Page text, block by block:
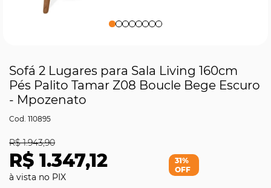
Sofá 2 Lugares para Sala Living 160cm
Pés Palito Tamar Z08 Boucle Bege Escuro
- Mpozenato
110895
R$ 1.347,12
R$ 1.943,90
31%
OFF